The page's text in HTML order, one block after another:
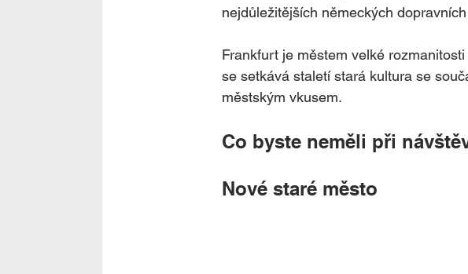
nejdůležitějších německých
Frankfurt je městem velké
se setkává staletí stará kultura se
městským vkusem.
Co byste neměli při
Nové staré město